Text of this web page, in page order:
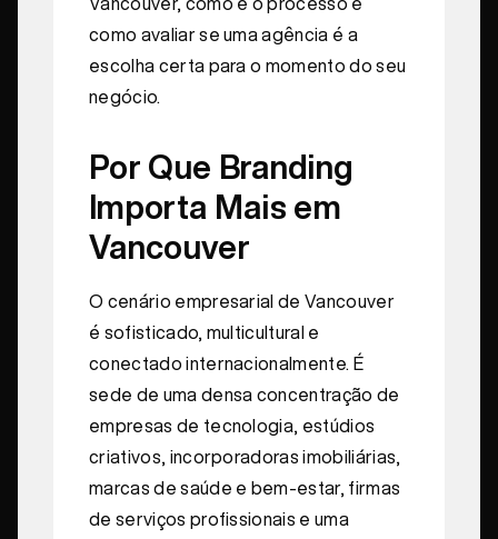
como avaliar se uma agência é a
escolha certa para o momento do seu
negócio.
Por Que Branding
Importa Mais em
Vancouver
O cenário empresarial de Vancouver
é sofisticado, multicultural e
conectado internacionalmente. É
sede de uma densa concentração de
empresas de tecnologia, estúdios
criativos, incorporadoras imobiliárias,
marcas de saúde e bem-estar, firmas
de serviços profissionais e uma